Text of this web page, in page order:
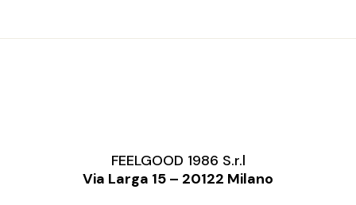
FEELGOOD 1986 S.r.l
Via Larga 15 – 20122 Milano